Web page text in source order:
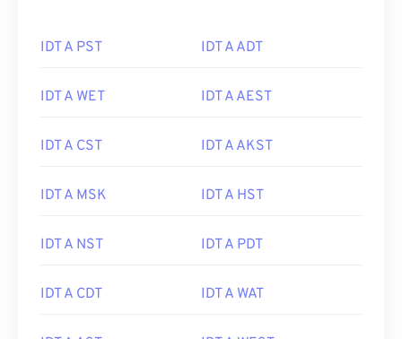
IDT A PST IDT A ADT
IDT A WET IDT A AEST
IDT A CST IDT A AKST
IDT A MSK IDT A HST
IDT A NST IDT A PDT
IDT A CDT IDT A WAT